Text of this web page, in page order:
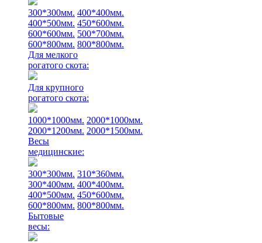
300*300мм. 400*400мм.
400*500мм. 450*600мм.
600*600мм. 500*700мм.
600*800мм. 800*800мм.
Для мелкого
рогатого скота:
Для крупного
рогатого скота:
1000*1000мм. 2000*1000мм.
2000*1200мм. 2000*1500мм.
Весы
медицинские:
300*300мм. 310*360мм.
300*400мм. 400*400мм.
400*500мм. 450*600мм.
600*800мм. 800*800мм.
Бытовые
весы: